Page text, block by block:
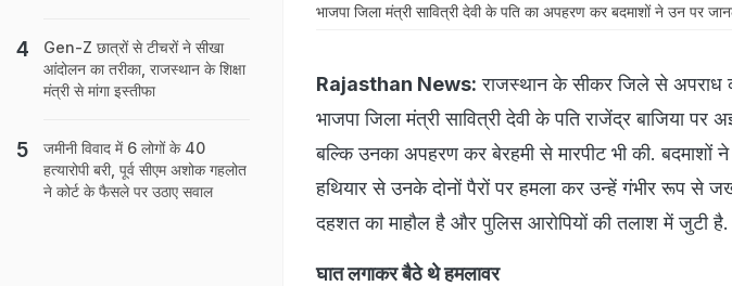
भाजपा जिला मंत्री सावित्री देवी के पति का अपहरण कर बदमाशों ने उन पर
Rajasthan News: राजस्थान के सीकर जिले से अपराध
भाजपा जिला मंत्री सावित्री देवी के पति राजेंद्र बाजिया
बल्कि उनका अपहरण कर बेरहमी से मारपीट भी की. बदमाशों
हथियार से उनके दोनों पैरों पर हमला कर उन्हें गंभीर रूप से
दहशत का माहौल है और पुलिस आरोपियों की तलाश में जुटी है.
घात लगाकर बैठे थे हमलावर
Gen-Z छात्रों से टीचरों ने सीखा
आंदोलन का तरीका, राजस्‍थान के श‍िक्षा
मंत्री से मांगा इस्तीफा
जमीनी व‍िवाद में 6 लोगों के 40
हत्‍यारोपी बरी, पूर्व सीएम अशोक गहलोत
ने कोर्ट के फैसले पर उठाए सवाल